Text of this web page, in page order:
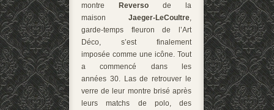
montre Reverso de la
maison Jaeger-LeCoultre,
garde-temps fleuron de l’Art
Déco, s’est finalement
imposée comme une icône. Tout
a commencé dans les
années 30. Las de retrouver le
verre de leur montre brisé après
leurs matchs de polo, des